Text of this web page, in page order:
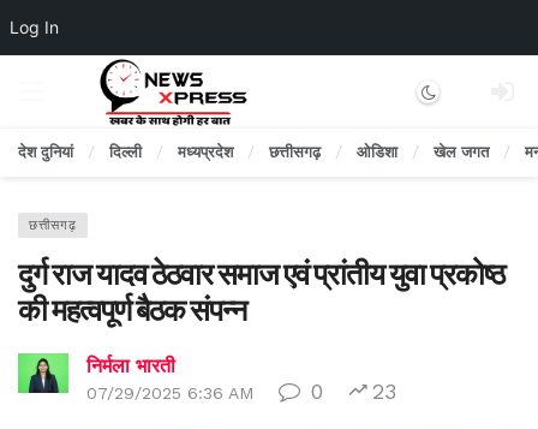
Log In
Dark mode
देश दुनियां दिल्ली मध्यप्रदेश छत्तीसगढ़ ओडिशा खेल जगत
छत्तीसगढ़
दुर्ग राज यादव ठेठवार समाज एवं प्रांतीय युवा प्रकोष्ठ
की महत्वपूर्ण बैठक संपन्न
निर्मला भारती
07/29/2025 6:36 AM 0 23